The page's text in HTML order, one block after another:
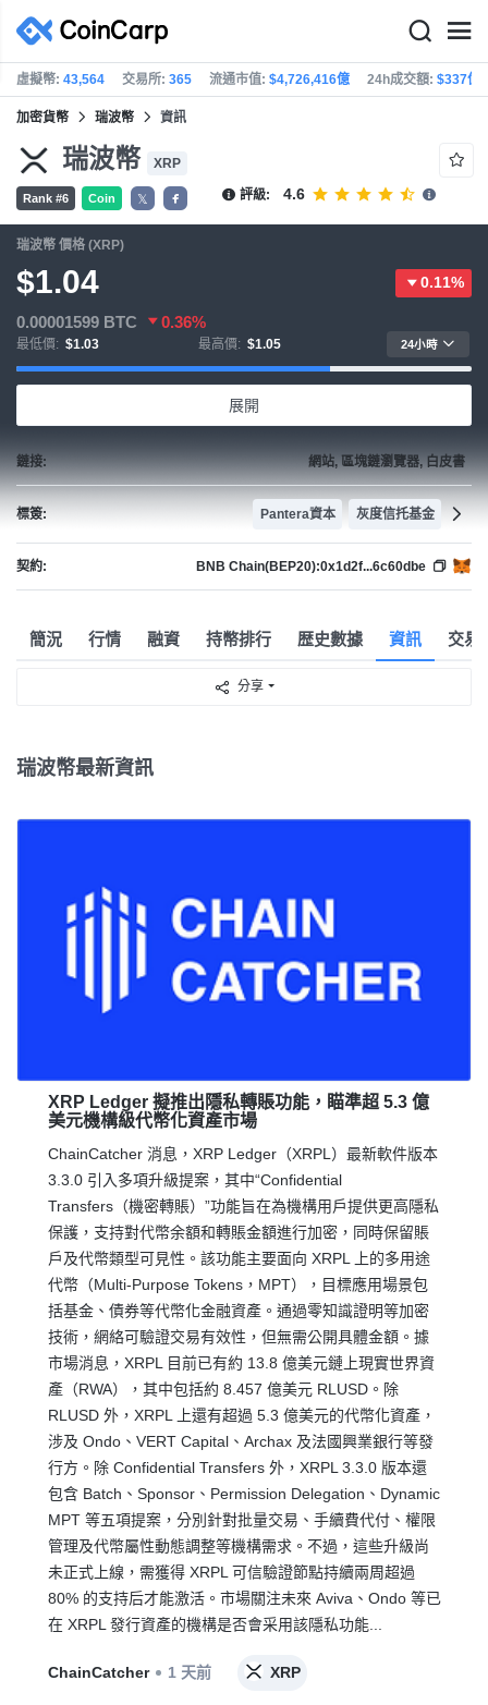
虛擬幣: 43,564 交易所: 365 流通市值: $4,726,416億 24h成交額: $337億
加密貨幣 瑞波幣 資訊
瑞波幣 XRP
Rank #6 Coin 𝕏 評級: 4.6
瑞波幣 價格 (XRP)
$1.04 0.11%
0.00001599 BTC 0.36%
最低價: $1.03 最高價: $1.05 24小時
展開
鏈接: 網站, 區塊鏈瀏覽器, 白皮書
標簽: Pantera資本 灰度信托基金
契約: BNB Chain(BEP20):0x1d2f...6c60dbe
簡況 行情 融資 持幣排行 歴史數據 資訊 交易
分享
瑞波幣最新資訊
XRP Ledger 擬推出隱私轉賬功能，瞄準超 5.3 億
美元機構級代幣化資產市場
ChainCatcher 消息，XRP Ledger（XRPL）最新軟件版本
3.3.0 引入多項升級提案，其中“Confidential
Transfers（機密轉賬）”功能旨在為機構用戶提供更高隱私
保護，支持對代幣余額和轉賬金額進行加密，同時保留賬
戶及代幣類型可見性。該功能主要面向 XRPL 上的多用途
代幣（Multi-Purpose Tokens，MPT），目標應用場景包
括基金、債券等代幣化金融資產。通過零知識證明等加密
技術，網絡可驗證交易有效性，但無需公開具體金額。據
市場消息，XRPL 目前已有約 13.8 億美元鏈上現實世界資
產（RWA），其中包括約 8.457 億美元 RLUSD。除
RLUSD 外，XRPL 上還有超過 5.3 億美元的代幣化資產，
涉及 Ondo、VERT Capital、Archax 及法國興業銀行等發
行方。除 Confidential Transfers 外，XRPL 3.3.0 版本還
包含 Batch、Sponsor、Permission Delegation、Dynamic
MPT 等五項提案，分別針對批量交易、手續費代付、權限
管理及代幣屬性動態調整等機構需求。不過，這些升級尚
未正式上線，需獲得 XRPL 可信驗證節點持續兩周超過
80% 的支持后才能激活。市場關注未來 Aviva、Ondo 等已
在 XRPL 發行資產的機構是否會采用該隱私功能...
ChainCatcher 1 天前 XRP